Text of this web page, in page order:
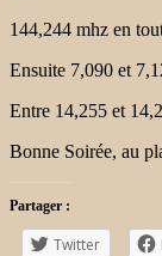
144,244 mhz en
Ensuite 7,090 et
Entre 14,255 et
Bonne Soirée, au
Partager :
Twitter